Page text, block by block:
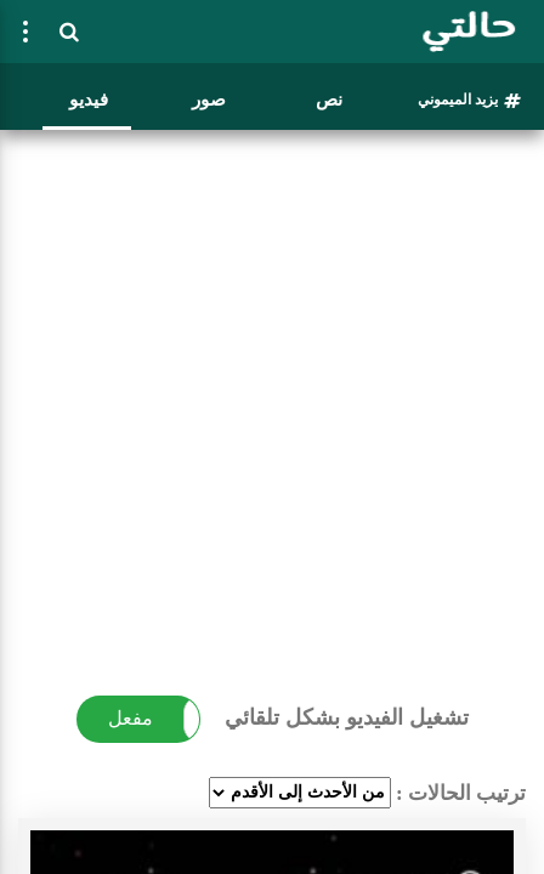
يزيد الميموني نص صور فيديو
تشغيل الفيديو بشكل تلقائي مفعل غير مفعل
ترتيب الحالات :